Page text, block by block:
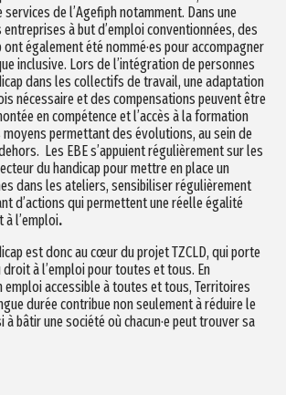
de l’Agefiph notamment. Dans une
à but d’emploi conventionnées, des
ont également été nommé·es pour accompagner
inclusive. Lors de l’intégration de personnes
dans les collectifs de travail, une adaptation
nécessaire et des compensations peuvent être
en compétence et l’accès à la formation
permettant des évolutions, au sein de
Les EBE s’appuient régulièrement sur les
du handicap pour mettre en place un
dans les ateliers, sensibiliser régulièrement
d’actions quipermettent une réelle égalité
à l’emploi.
est donc au cœur du projet TZCLD, qui porte
à l’emploi pour toutes et tous. En
emploi accessible à toutes et tous, Territoires
durée contribue non seulement à réduire le
à bâtir une société où chacun·e peut trouver sa